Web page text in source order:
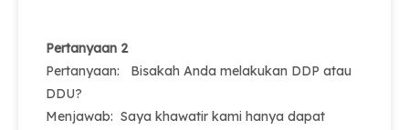
Pertanyaan 2
Pertanyaan: Bisakah Anda melakukan DDP atau
DDU?
Menjawab: Saya khawatir kami hanya dapat